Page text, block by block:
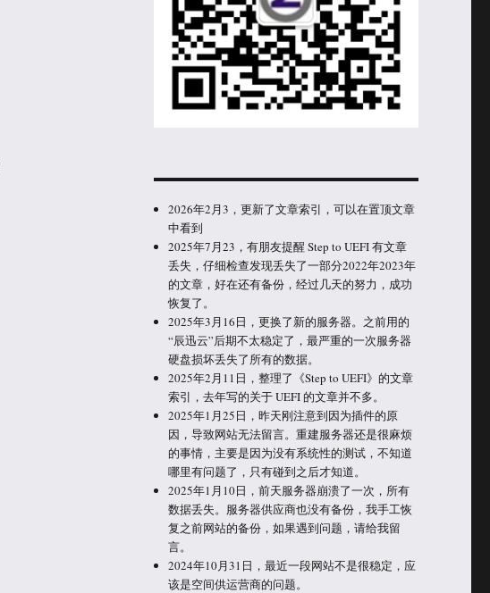
2026年2月3，更新了文章索引，可以在置顶文章
中看到
2025年7月23，有朋友提醒 Step to UEFI 有文章
丢失，仔细检查发现丢失了一部分2022年2023年
的文章，好在还有备份，经过几天的努力，成功
恢复了。
2025年3月16日，更换了新的服务器。之前用的
“辰迅云”后期不太稳定了，最严重的一次服务器
硬盘损坏丢失了所有的数据。
2025年2月11日，整理了《Step to UEFI》的文章
索引，去年写的关于 UEFI 的文章并不多。
2025年1月25日，昨天刚注意到因为插件的原
因，导致网站无法留言。重建服务器还是很麻烦
的事情，主要是因为没有系统性的测试，不知道
哪里有问题了，只有碰到之后才知道。
2025年1月10日，前天服务器崩溃了一次，所有
数据丢失。服务器供应商也没有备份，我手工恢
复之前网站的备份，如果遇到问题，请给我留
言。
2024年10月31日，最近一段网站不是很稳定，应
该是空间供运营商的问题。